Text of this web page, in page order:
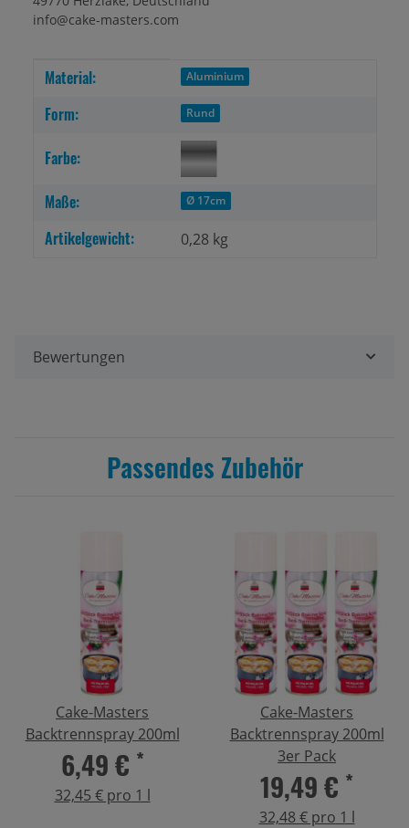
info@cake-masters.com
Produkteigenschaft
Wert
Material: Aluminium
Form: Rund
Farbe:
Maße:
Ø 17cm
Artikelgewicht: 0,28 kg
Bewertungen
Passendes Zubehör
Cake-Masters
Backtrennspray 200ml
6,49 € *
32,45 € pro 1 l
Cake-Masters
Backtrennspray 200ml
3er Pack
19,49 € *
32,48 € pro 1 l